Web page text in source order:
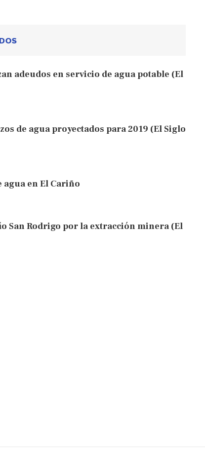
adeudos en servicio de agua potable (El
de agua proyectados para 2019 (El Siglo
en El Cariño
San Rodrigo por la extracción minera (El